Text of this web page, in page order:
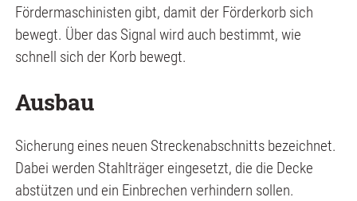
Fördermaschinisten gibt, damit der Förderkorb sich
bewegt. Über das Signal wird auch bestimmt, wie
schnell sich der Korb bewegt.
Ausbau
Sicherung eines neuen Streckenabschnitts bezeichnet.
Dabei werden Stahlträger eingesetzt, die die Decke
abstützen und ein Einbrechen verhindern sollen.